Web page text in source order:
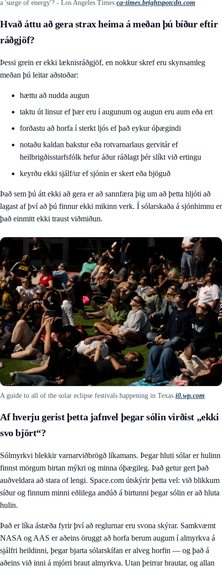
a 'surge of energy'? - Los Angeles Times ca-times.brightspotcdn.com
Hvað áttu að gera strax heima á meðan þú bíður eftir
ráðgjöf?
Þessi grein er ekki læknisráðgjöf, en nokkur skref eru skynsamleg
meðan þú leitar aðstoðar:
hættu að nudda augun
taktu út linsur ef þær eru í augunum og augun eru aum eða ert
forðastu að horfa í sterkt ljós ef það eykur óþægindi
notaðu kaldan bakstur eða rotvarnarlaus gervitár ef
heilbrigðisstarfsfólk hefur áður ráðlagt þér slíkt við ertingu
keyrðu ekki sjálf/ur ef sjónin er skert eða bjöguð
Það sem þú átt ekki að gera er að sannfæra þig um að þetta hljóti að
lagast af því að þú finnur ekki mikinn verk. Í sólarskaða á sjónhimnu er
það einmitt ekki traust viðmiðun.
A guide to all of the solar eclipse festivals happening in Texas i0.wp.com
Af hverju gerist þetta jafnvel þegar sólin virðist „ekki
svo björt“?
Sólmyrkvi blekkir varnarviðbrögð líkamans. Þegar hluti sólar er hulinn
finnst mörgum birtan mýkri og minna óþægileg. Það getur gert það
auðveldara að stara of lengi. Space.com útskýrir þetta vel: við blikkum
síður og finnum minni eðlilega andúð á birtunni þegar sólin er að hluta
hulin.
Það er líka ástæða fyrir því að reglurnar eru svona skýrar. Samkvæmt
NASA og AAS er aðeins öruggt að horfa berum augum í almyrkva á
sjálfri heildinni, þegar bjarta sólarskífan er alveg horfin — og það á
aðeins við inni á mjórri braut almyrkva. Utan þeirrar brautar, og allan